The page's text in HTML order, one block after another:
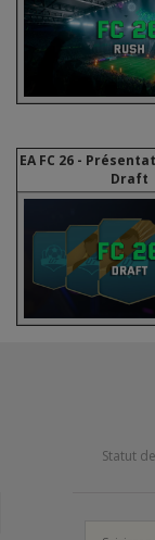
EA FC 26 -
Draft
Statut